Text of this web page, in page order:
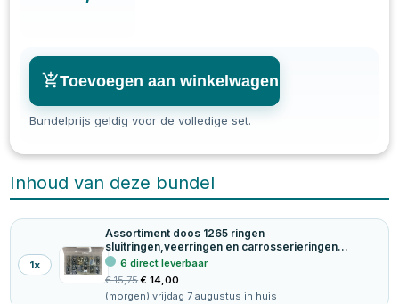
Toevoegen aan winkelwagen
Bundelprijs geldig voor de volledige set.
Inhoud van deze bundel
1x
Assortiment doos 1265 ringen
sluitringen,veerringen en carrosserieringen
verzinkt
6 direct leverbaar
€15,75€14,00
(morgen) vrijdag 7 augustus in huis